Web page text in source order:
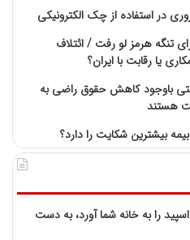
در استفاده از چک الکترونیکی
تنگه هرمز لو رفت / ائتلاف
یا رقابت با ایران؟
باوجود کاهش حقوق راضی به
هستند
بیشترین شکایت را دارد؟
را به خانه شما آورد، به دست